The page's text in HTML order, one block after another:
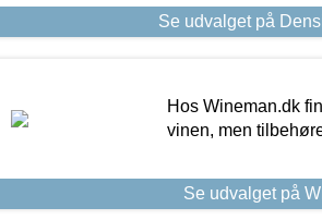
Se udvalget på
Hos Wineman.dk
vinen, men
Se udvalget på